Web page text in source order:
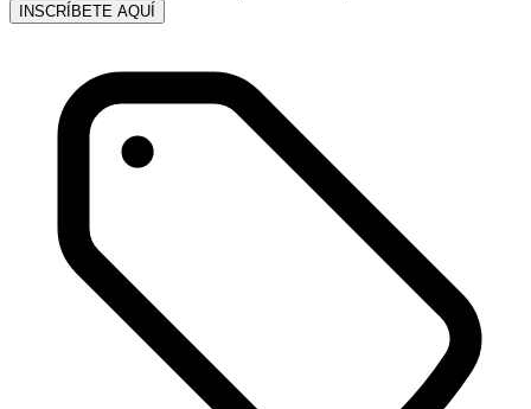
INSCRÍBETE AQUÍ